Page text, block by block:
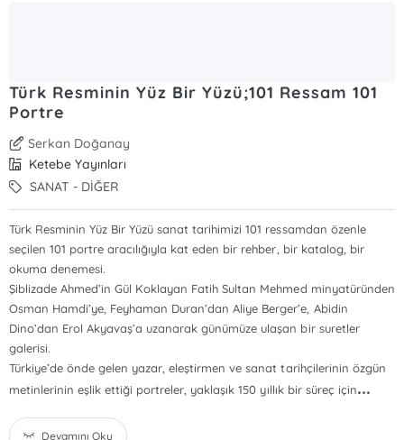
Türk Resminin Yüz Bir Yüzü;101 Ressam 101
Portre
Serkan Doğanay
Ketebe Yayınları
SANAT - DİĞER
Türk Resminin Yüz Bir Yüzü sanat tarihimizi 101 ressamdan özenle
seçilen 101 portre aracılığıyla kat eden bir rehber, bir katalog, bir
okuma denemesi.
Şiblizade Ahmed’in Gül Koklayan Fatih Sultan Mehmed minyatüründen
Osman Hamdi’ye, Feyhaman Duran’dan Aliye Berger’e, Abidin
Dino’dan Erol Akyavaş’a uzanarak günümüze ulaşan bir suretler
galerisi.
Türkiye’de önde gelen yazar, eleştirmen ve sanat tarihçilerinin özgün
metinlerinin eşlik ettiği portreler, yaklaşık 150 yıllık bir süreç için...
Devamını Oku